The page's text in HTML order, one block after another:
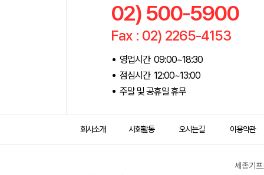
02) 500-5900
Fax : 02) 2265-4153
영업시간 09:00~18:30
점심시간 12:00~13:00
주말 및 공휴일 휴무
회사소개 사회활동 오시는길 이용약관
세종기